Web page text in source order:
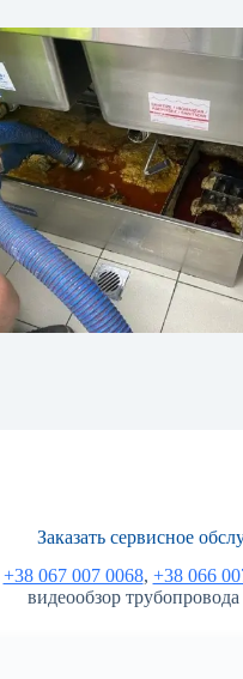
Заказать сервисное
+38 067 007 0068, +38 066
видеообзор